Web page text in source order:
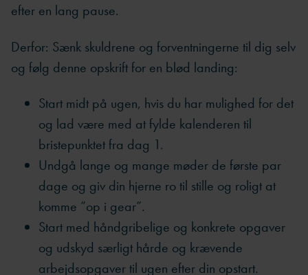
efter en lang pause.
Derfor: Sænk skuldrene og forventningerne til dig selv
og følg denne opskrift for en blød landing:
Start midt på ugen, hvis du har mulighed for det
og lad være med at fylde kalenderen til
bristepunktet fra dag 1.
Undgå lange og mange møder de første par
dage og giv din hjerne ro til stille og roligt at
komme ”op i gear”.
Start med håndgribelige og konkrete opgaver
og udskyd særligt hårde og krævende
arbejdsopgaver til ugen efter din opstart.